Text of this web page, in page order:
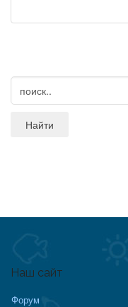
Наш сайт
Форум